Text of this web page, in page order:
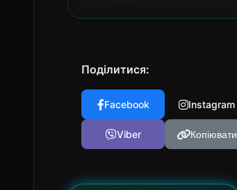
Поділитися:
Facebook Instagram
Viber Копіювати